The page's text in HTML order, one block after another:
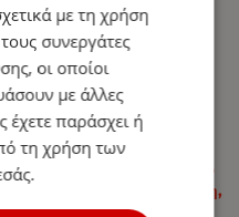
(ΜxΠ)
ελαστικό υλικό που
το κρύο, τη γήρανση,
με τη χρήση
συνεργάτες
οι οποίοι
με άλλες
παράσχει ή
τη χρήση των